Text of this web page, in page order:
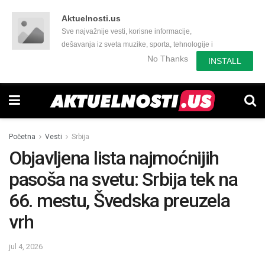
Aktuelnosti.us
Sve najvažnije vesti, korisne informacije,
dešavanja iz sveta muzike, sporta, tehnologije i
još mnogo toga zanimljivog.No Thanks INSTALL
Početna Vesti Srbija
Objavljena lista najmoćnijih
pasoša na svetu: Srbija tek na
66. mestu, Švedska preuzela
vrh
jul 4, 2026